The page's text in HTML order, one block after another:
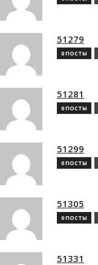
51279
0 ПОСТЫ
51281
0 ПОСТЫ
51299
0 ПОСТЫ
51305
0 ПОСТЫ
51331